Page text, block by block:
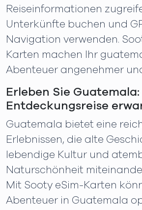
Reiseinformationen
Unterkünfte buchen und
Navigation verwenden.
Karten machen Ihr
Abenteuer angenehmer
Erleben Sie Guatemala:
Entdeckungsreise
Guatemala bietet eine
Erlebnissen, die alte
lebendige Kultur und
Naturschönheit
Mit Sooty eSim-Karten
Abenteuer in Guatemala